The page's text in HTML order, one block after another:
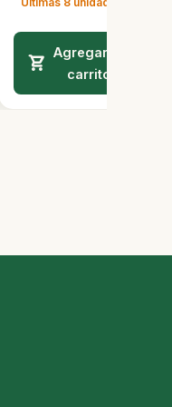
Agregar al
carrito